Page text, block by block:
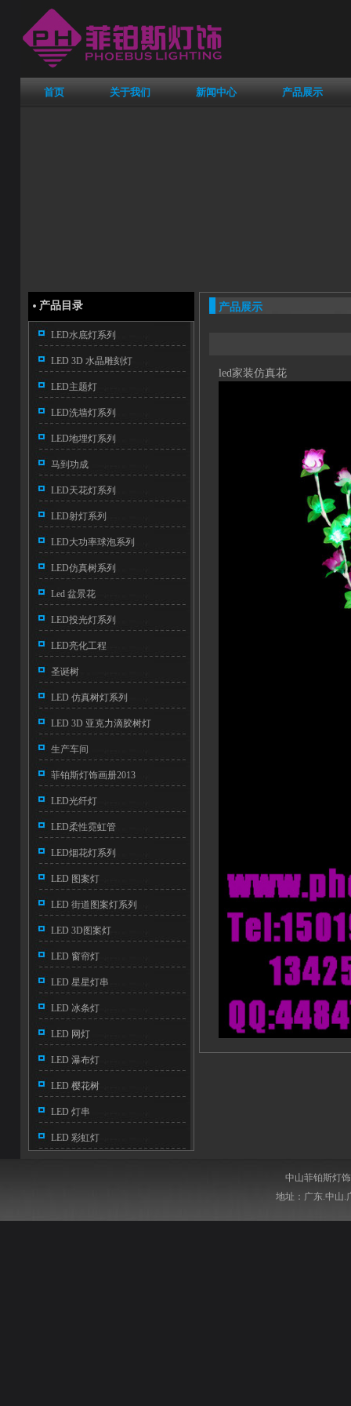
首页 关于我们 新闻中心 产品展示
· 产品目录
LED水底灯系列
LED 3D 水晶雕刻灯
LED主题灯
LED洗墙灯系列
LED地埋灯系列
马到功成
LED天花灯系列
LED射灯系列
LED大功率球泡系列
LED仿真树系列
Led 盆景花
LED投光灯系列
LED亮化工程
圣诞树
LED 仿真树灯系列
LED 3D 亚克力滴胶树灯
生产车间
菲铂斯灯饰画册2013
LED光纤灯
LED柔性霓虹管
LED烟花灯系列
LED 图案灯
LED 街道图案灯系列
LED 3D图案灯
LED 窗帘灯
LED 星星灯串
LED 冰条灯
LED 网灯
LED 瀑布灯
LED 樱花树
LED 灯串
LED 彩虹灯
产品展示
led家装仿真花
中山菲铂斯灯
地址：广东.中山.